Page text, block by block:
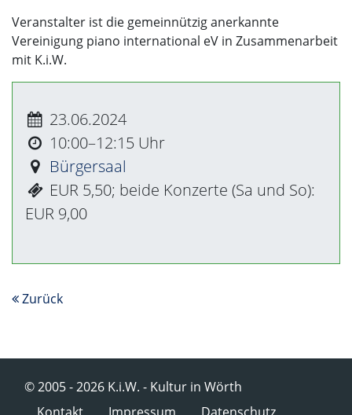
Veranstalter ist die gemeinnützig anerkannte
Vereinigung piano international eV in Zusammenarbeit
mit K.i.W.
23.06.2024
10:00–12:15
Bürgersaal
EUR 5,50; beide Konzerte (Sa und So):
EUR 9,00
Zurück
© 2005 - 2026 K.i.W. - Kultur in Wörth
Navigation überspringen
Kontakt Impressum Datenschutz